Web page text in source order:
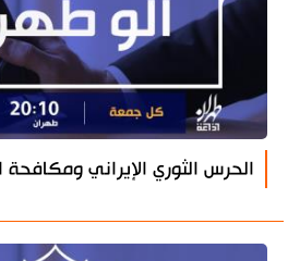
الحرس الثوري الإيراني ومكافحة